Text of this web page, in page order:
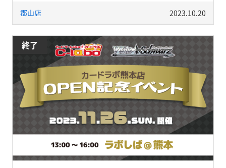
郡山店 2023.10.20
終了